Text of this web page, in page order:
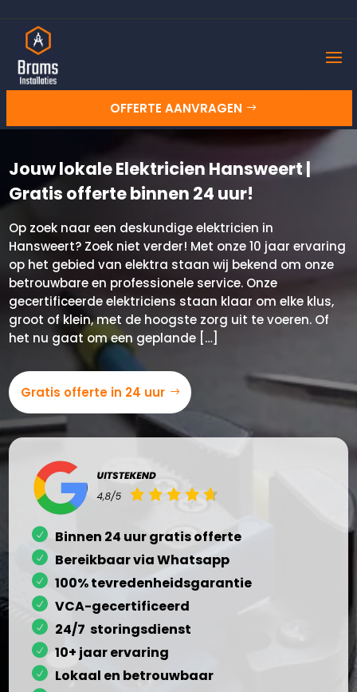
OFFERTE AANVRAGEN
Jouw lokale Elektricien Hansweert |
Gratis offerte binnen 24 uur!
Op zoek naar een deskundige elektricien in
Hansweert? Zoek niet verder! Met onze 10 jaar ervaring
op het gebied van elektra staan wij bekend om onze
betrouwbare en professionele service. Onze
gecertificeerde elektriciens staan klaar om elke klus,
groot of klein, met de hoogste zorg uit te voeren. Of
het nu gaat om een geplande […]
Gratis offerte in 24 uur
Binnen 24 uur gratis offerte
Bereikbaar via Whatsapp
100% tevredenheidsgarantie
VCA-gecertificeerd
24/7 storingsdienst
10+ jaar ervaring
Lokaal en betrouwbaar